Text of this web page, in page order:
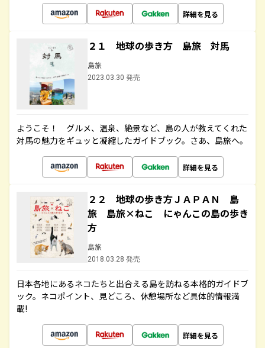
詳細を見る
２１ 地球の歩き方 島旅 対馬
島旅
2023.03.30 発売
ようこそ！ グルメ、温泉、絶景など、島の人が教えてくれた
対馬の魅力をギュッと凝縮したガイドブック。さあ、島旅へ。
詳細を見る
２２ 地球の歩き方ＪＡＰＡＮ 島
旅 島旅×ねこ にゃんこの島の歩き
方
島旅
2018.03.28 発売
日本各地にあるネコたちと出合える島を訪ねる本格的ガイドブ
ック。ネコポイント、見どころ、休憩場所など具体的情報満
載!
詳細を見る